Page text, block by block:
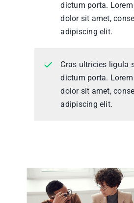
dictum porta.
dolor sit amet,
adipiscing elit.
Cras ultricies ligula
dictum porta.
dolor sit amet,
adipiscing elit.